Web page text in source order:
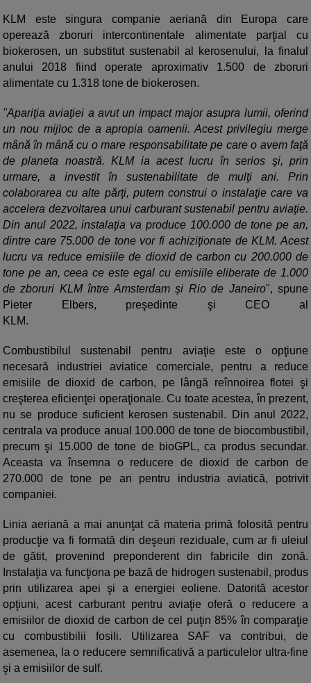
KLM este singura companie aeriană din Europa care
operează zboruri intercontinentale alimentate parţial cu
biokerosen, un substitut sustenabil al kerosenului, la finalul
anului 2018 fiind operate aproximativ 1.500 de zboruri
alimentate cu 1.318 tone de biokerosen.
"Apariţia aviaţiei a avut un impact major asupra lumii, oferind
un nou mijloc de a apropia oamenii. Acest privilegiu merge
mână în mână cu o mare responsabilitate pe care o avem faţă
de planeta noastră. KLM ia acest lucru în serios şi, prin
urmare, a investit în sustenabilitate de mulţi ani. Prin
colaborarea cu alte părţi, putem construi o instalaţie care va
accelera dezvoltarea unui carburant sustenabil pentru aviaţie.
Din anul 2022, instalaţia va produce 100.000 de tone pe an,
dintre care 75.000 de tone vor fi achiziţionate de KLM. Acest
lucru va reduce emisiile de dioxid de carbon cu 200.000 de
tone pe an, ceea ce este egal cu emisiile eliberate de 1.000
de zboruri KLM între Amsterdam şi Rio de Janeiro", spune
Pieter Elbers, preşedinte şi CEO al
KLM.
Combustibilul sustenabil pentru aviaţie este o opţiune
necesară industriei aviatice comerciale, pentru a reduce
emisiile de dioxid de carbon, pe lângă reînnoirea flotei şi
creşterea eficienţei operaţionale. Cu toate acestea, în prezent,
nu se produce suficient kerosen sustenabil. Din anul 2022,
centrala va produce anual 100.000 de tone de biocombustibil,
precum şi 15.000 de tone de bioGPL, ca produs secundar.
Aceasta va însemna o reducere de dioxid de carbon de
270.000 de tone pe an pentru industria aviatică, potrivit
companiei.
Linia aeriană a mai anunţat că materia primă folosită pentru
producţie va fi formată din deşeuri reziduale, cum ar fi uleiul
de gătit, provenind preponderent din fabricile din zonă.
Instalaţia va funcţiona pe bază de hidrogen sustenabil, produs
prin utilizarea apei şi a energiei eoliene. Datorită acestor
opţiuni, acest carburant pentru aviaţie oferă o reducere a
emisiilor de dioxid de carbon de cel puţin 85% în comparaţie
cu combustibilii fosili. Utilizarea SAF va contribui, de
asemenea, la o reducere semnificativă a particulelor ultra-fine
şi a emisiilor de sulf.